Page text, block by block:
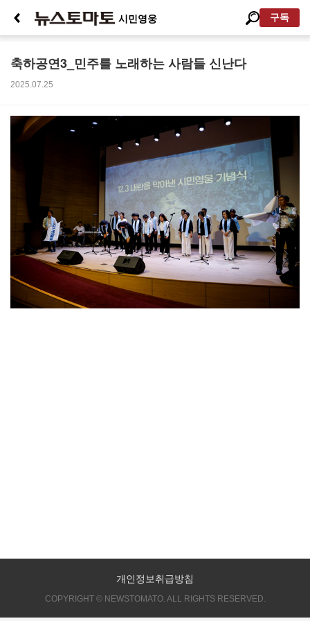
시민영웅 구독
축하공연3_민주를 노래하는 사람들 신난다
2025.07.25
개인정보취급방침
COPYRIGHT © NEWSTOMATO. ALL RIGHTS RESERVED.